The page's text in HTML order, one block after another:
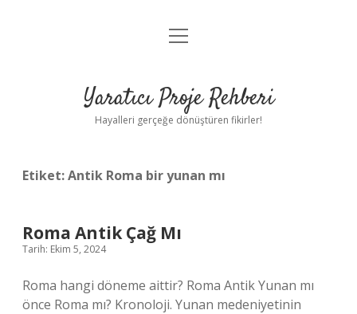
Anasayfa
Yasal Uyarı
menüyü
Yaratıcı Proje Rehberi
Hayalleri gerçeğe dönüştüren fikirler!
Etiket:Antik Roma bir yunan mı
Roma Antik Çağ Mı
Tarih: Ekim 5, 2024
Roma hangi döneme aittir? Roma Antik Yunan mı
önce Roma mı? Kronoloji. Yunan medeniyetinin